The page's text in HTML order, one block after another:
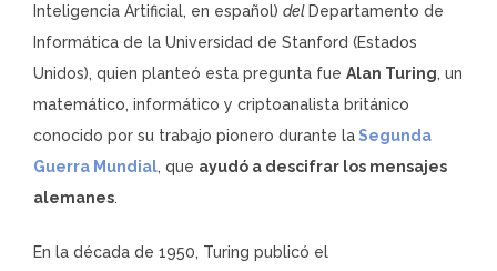
Inteligencia Artificial, en español) del Departamento de
Informática de la Universidad de Stanford (Estados
Unidos), quien planteó esta pregunta fue Alan Turing, un
matemático, informático y criptoanalista británico
conocido por su trabajo pionero durante laSegunda
Guerra Mundial, que ayudó a descifrar los mensajes
alemanes.
En la década de 1950, Turing publicó el